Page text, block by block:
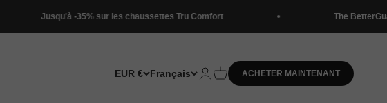
-35% sur les chaussettes Tru Comfort The BetterGuard Lite
EUR € Français Ouvrir le compte utilisation
Voir le panier
ACHETER MAINTENANT